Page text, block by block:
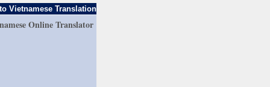
Vietnamese Translation
Online Translator